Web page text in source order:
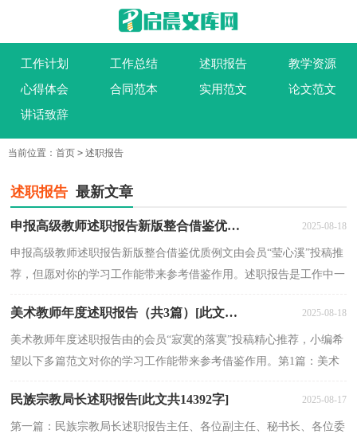
工作计划 工作总结 述职报告
教学资源
心得体会
合同范本 实用范文
论文范文
讲话致辞
当前位置： 首页 > 述职报告
述职报告 最新文章
申报高级教师述职报告新版整合借鉴优质例文[此文共6926字] 2025-08-18
申报高级教师述职报告新版整合借鉴优质例文由会员“莹心溪”投稿推
荐，但愿对你的学习工作能带来参考借鉴作用。述职报告是工作中一
美术教师年度述职报告（共3篇）[此文共3072字] 2025-08-18
美术教师年度述职报告由的会员“寂寞的落寞”投稿精心推荐，小编希
望以下多篇范文对你的学习工作能带来参考借鉴作用。第1篇：美术
民族宗教局长述职报告[此文共14392字] 2025-08-17
第一篇：民族宗教局长述职报告主任、各位副主任、秘书长、各位委